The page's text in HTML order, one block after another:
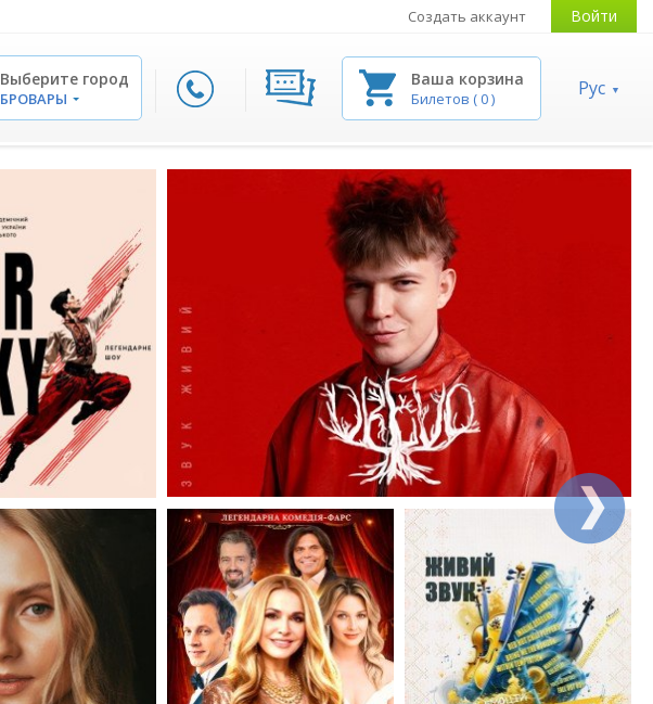
Создать аккаунт Войти
Выберите город
БРОВАРЫ
Ваша корзина
Билетов (0) Рус